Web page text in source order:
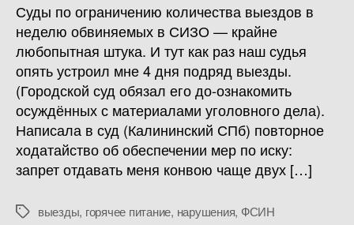
Суды по ограничению количества выездов в
неделю обвиняемых в СИЗО — крайне
любопытная штука. И тут как раз наш судья
опять устроил мне 4 дня подряд выезды.
(Городской суд обязал его до-ознакомить
осуждённых с материалами уголовного дела).
Написала в суд (Калининский СПб) повторное
ходатайство об обеспечении мер по иску:
запрет отдавать меня конвою чаще двух […]
Меткивыезды, горячее питание, нарушения, ФСИН